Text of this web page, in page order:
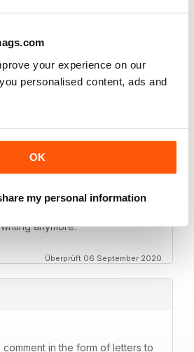
your experience on our
personalised content, ads and
OK
my personal information
anymore.
Überprüft 06 September 2020
comment in the form of letters to